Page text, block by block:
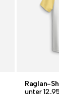
Raglan-
unter